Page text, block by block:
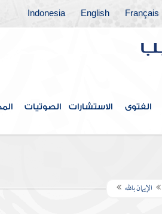
Français
English
Indonesia
الفتوى الاستشارات الصوتيات
الإيمان بالله